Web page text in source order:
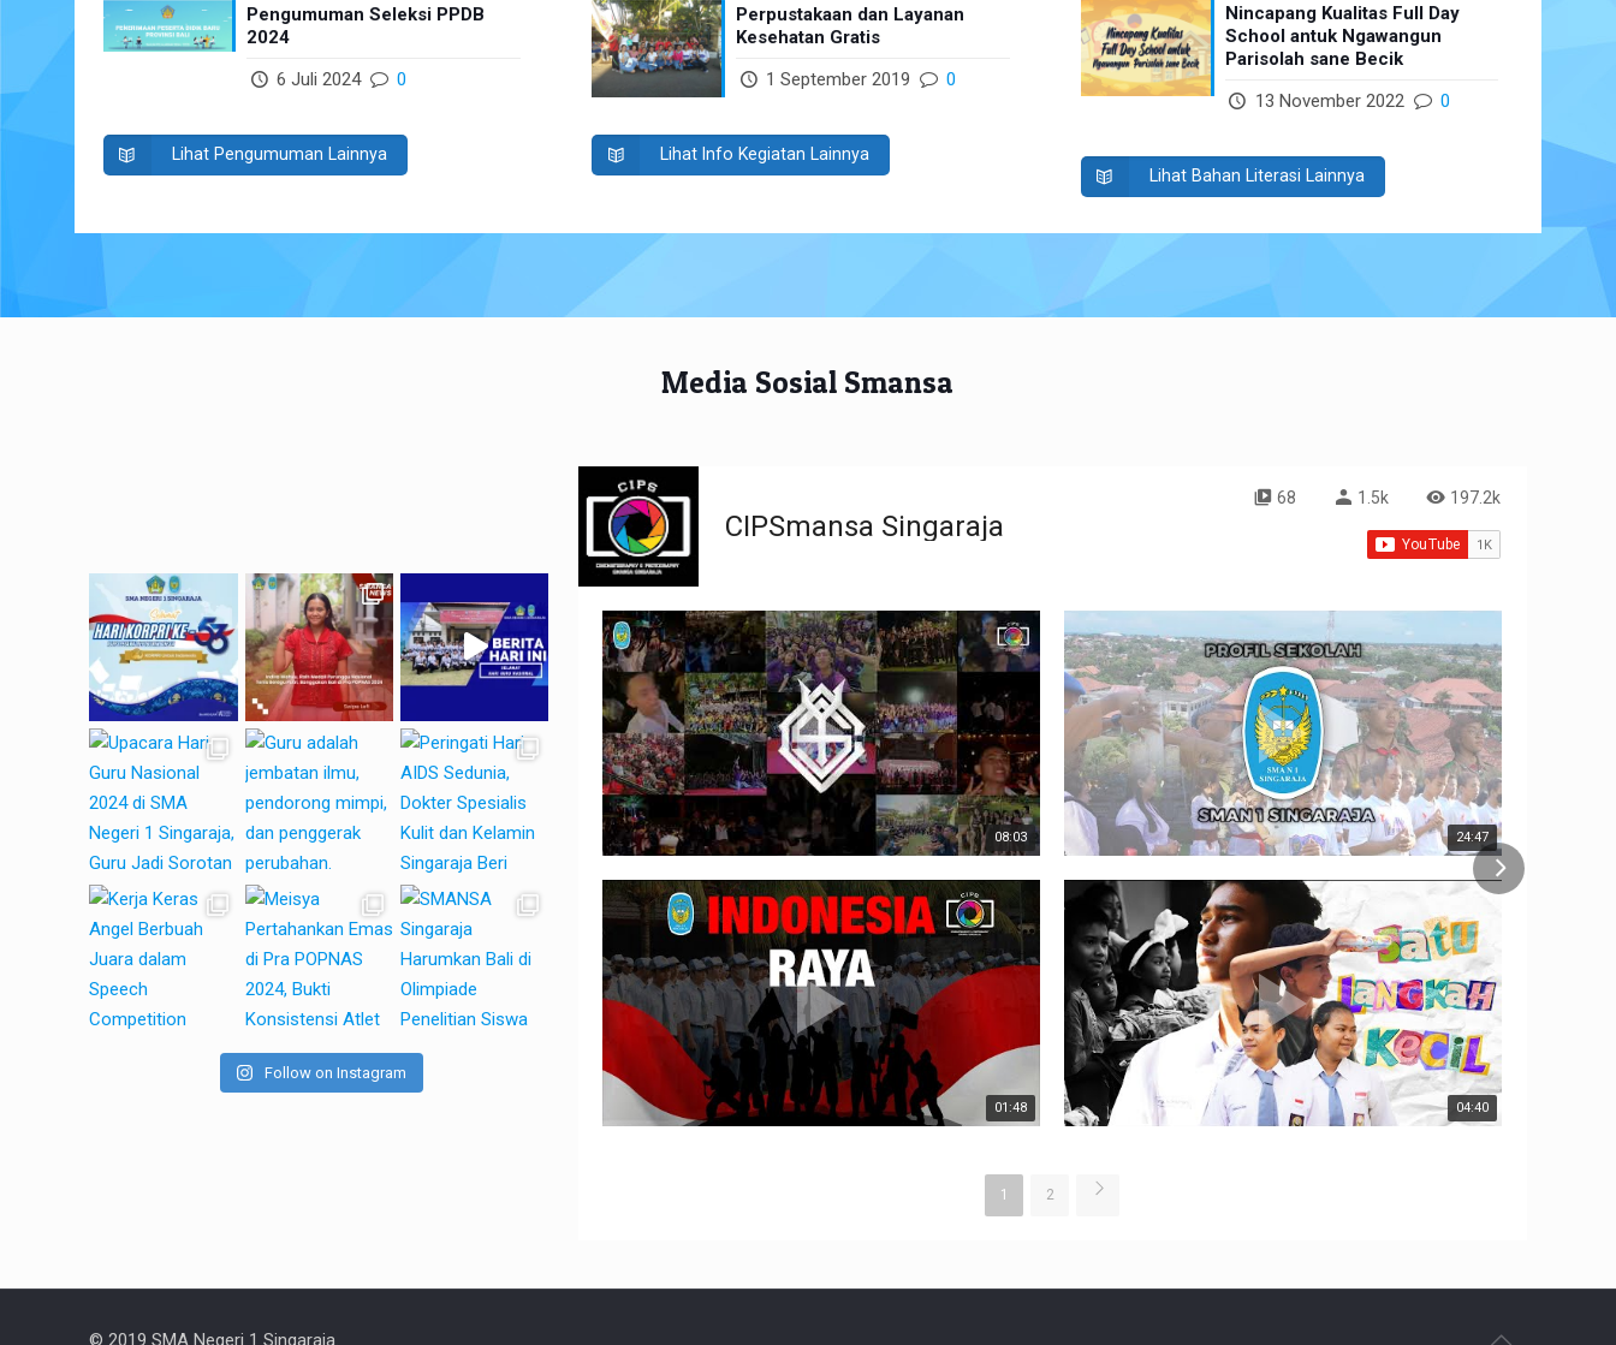
Pengumuman Seleksi PPDB
2024
6 Juli 2024
0
Lihat Pengumuman Lainnya
Perpustakaan dan Layanan
Kesehatan Gratis
1 September 2019
0
Lihat Info Kegiatan Lainnya
Nincapang Kualitas Full Day
School antuk Ngawangun
Parisolah sane Becik
13 November 2022
0
Lihat Bahan Literasi Lainnya
Media Sosial Smansa
Follow on Instagram
CIPSmansa Singaraja
68 1.5k 197.2k
08:03 24:47
01:48 04:40
1 2
© 2019 SMA Negeri 1 Singaraja.